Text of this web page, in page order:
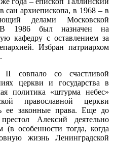
сан архиепископа, в 1968 – в
делами Московской
В 1986 был назначен на
кафедру с оставлением за
Избран патриархом
II совпало со счастливой
церкви и государства в
политика «штурма небес»
православной церкви
ее законные права. Еще до
Алексий деятельно
(в особенности тогда, когда
жизнь Ленинградской